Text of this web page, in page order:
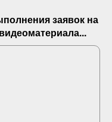
заявок на